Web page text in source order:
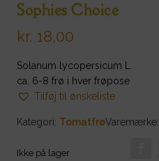
Sophies Choice
kr. 18,00
Solanum lycopersicum L.
ca. 6-8 frø i hver frøpose
Tilføj til ønskeliste
Kategori: TomatfrøVaremærke:
Ikke på lager